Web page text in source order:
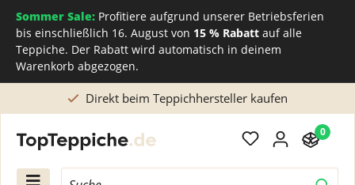
Sommer Sale: Profitiere aufgrund unserer Betriebsferien
bis einschließlich 16. August von 15 % Rabatt auf alle
Teppiche. Der Rabatt wird automatisch in deinem
Warenkorb abgezogen.
Maßanfertigung oder Beratung? Rufen Sie uns an
0